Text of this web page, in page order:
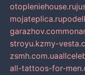
otopleniehouse.ru
mojateplica.ru
garazhov.com
stroyu.kzmy-
zsmh.com.ua
all-tattoos-for-